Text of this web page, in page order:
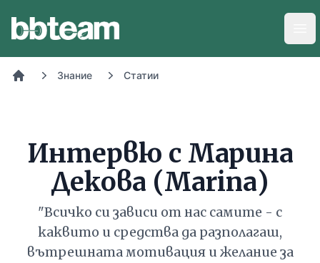
Знание Статии
Интервю с Марина
Декова (Marina)
"Всичко си зависи от нас самите - с
каквито и средства да разполагаш,
вътрешната мотивация и желание за